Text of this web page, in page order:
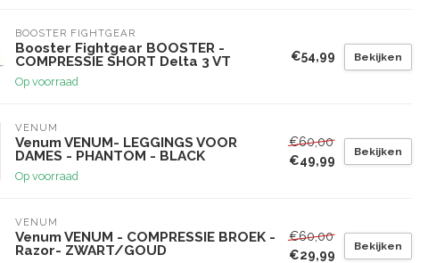
BOOSTER FIGHTGEAR
Booster Fightgear BOOSTER -
COMPRESSIE SHORT Delta 3 VT
Op voorraad
€54,99 Bekijken
VENUM
Venum VENUM- LEGGINGS VOOR
DAMES - PHANTOM - BLACK
Op voorraad
€60,00
€49,99
Bekijken
VENUM
Venum VENUM - COMPRESSIE BROEK -
Razor- ZWART/GOUD
€60,00
€29,99
Bekijken